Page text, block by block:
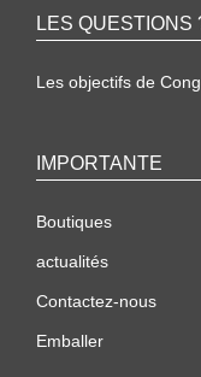
LES QUESTIONS
Les objectifs de
IMPORTANTE
Boutiques
actualités
Contactez-nous
Emballer